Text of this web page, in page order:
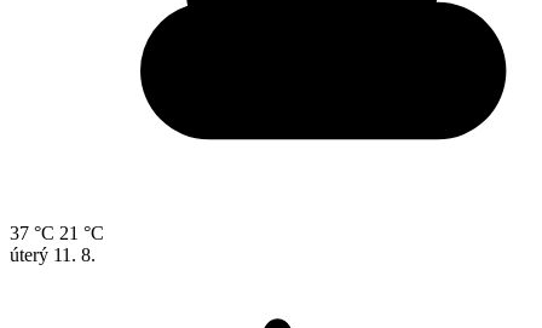
37 °C 21 °C
úterý 11. 8.